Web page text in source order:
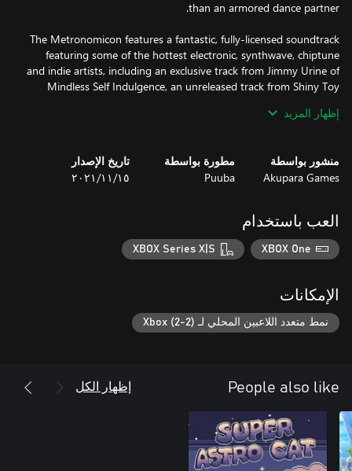
The Metronomicon features a fantastic, fully-licensed soundtrack
featuring some of the hottest electronic, synthwave, chiptune
and indie artists, including an exclusive track from Jimmy Urine of
Mindless Self Indulgence, an unreleased track from Shiny Toy
CUTMAN, and many, many more. As much a soundscape as it is
إظهار المزيد
منشور بواسطة
Akupara Games
مطورة بواسطة
Puuba
تاريخ الإصدار
١٥‏/١١‏/٢٠٢١
العب باستخدام
XBOX One
XBOX Series X|S
الإمكانات
نمط متعدد اللاعبين المحلي لـ Xbox (2-2)
People also like إظهار الكل